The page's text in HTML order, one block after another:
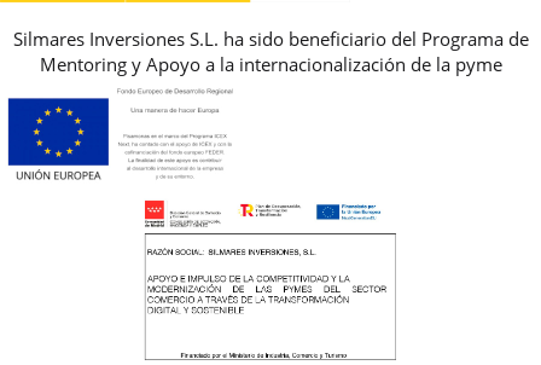
Silmares Inversiones S.L. ha sido beneficiario del Programa de
Mentoring y Apoyo a la internacionalización de la pyme